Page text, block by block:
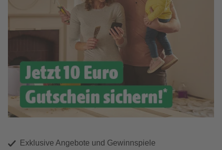
Exklusive Angebote und Gewinnspiele